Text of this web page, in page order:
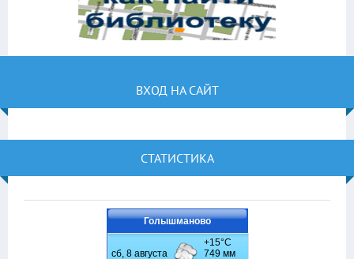
ВХОД НА САЙТ
СТАТИСТИКА
Голышманово